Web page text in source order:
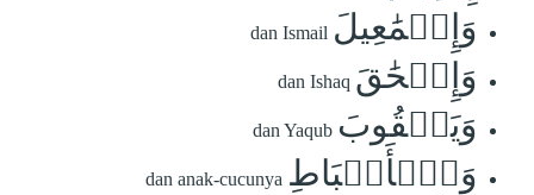
وَإِسۡمَٰعِيلَ dan Ismail
وَإِسۡحَٰقَ dan Ishaq
وَيَعۡقُوبَ dan Yaqub
وَٱلۡأَسۡبَاطِ dan anak-cucunya